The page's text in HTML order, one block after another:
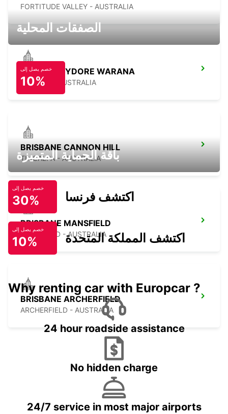
FORTITUDE VALLEY - AUSTRALIA
MAROOCHYDORE WARANA
WARANA - AUSTRALIA
BRISBANE CANNON HILL
TINGALPA - AUSTRALIA
BRISBANE MANSFIELD
MANSFIELD - AUSTRALIA
BRISBANE ARCHERFIELD
ARCHERFIELD - AUSTRALIA
الصفقات المحلية
خصم يصل إلى
10%
باقة الحماية المتميزة
خصم يصل إلى
30% اكتشف فرنسا
خصم يصل إلى
10% اكتشف المملكة المتحدة
Why renting car with Europcar ?
24 hour roadside assistance
No hidden charge
24/7 service in most major airports